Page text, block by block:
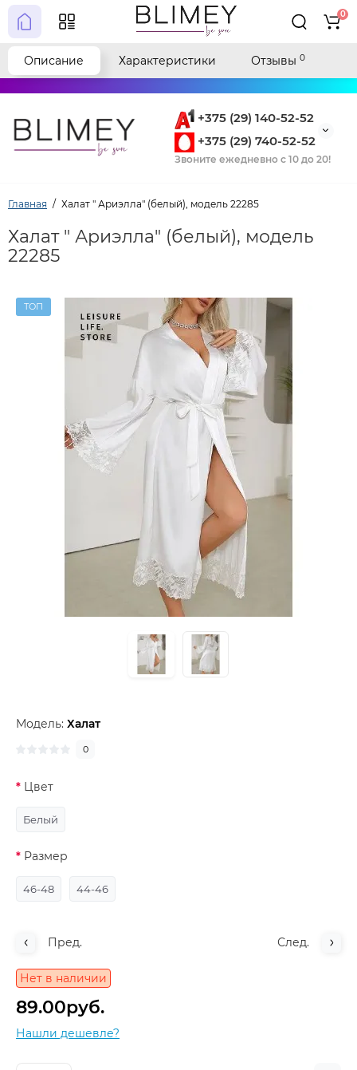
+375 (29) 140-52-52
+375 (29) 740-52-52
Звоните ежедневно с 10 до 20!
0
Главная Халат " Ариэлла" (белый), модель 22285
Халат " Ариэлла" (белый), модель
22285
ТОП
Модель: Халат
0
Цвет
Белый
Размер
46-48 44-46
Пред. След.
Нет в наличии
89.00руб.
Нашли дешевле?
Описание Характеристики Отзывы 0